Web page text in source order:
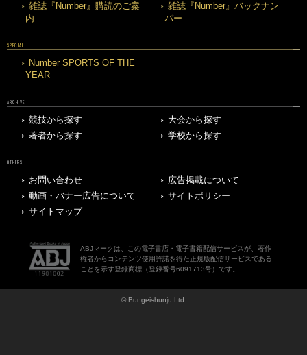
雑誌『Number』購読のご案
内
雑誌『Number』バックナン
バー
SPECIAL
Number SPORTS OF THE
YEAR
ARCHIVE
競技から探す
大会から探す
著者から探す
学校から探す
OTHERS
お問い合わせ
広告掲載について
動画・バナー広告について
サイトポリシー
サイトマップ
ABJマークは、この電子書店・電子書籍配信サービスが、著作
権者からコンテンツ使用許諾を得た正規版配信サービスである
ことを示す登録商標（登録番号6091713号）です。
© Bungeishunju Ltd.